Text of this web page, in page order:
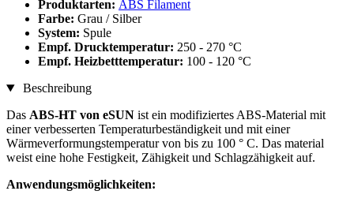
Produktarten: ABS Filament
Farbe: Grau / Silber
System: Spule
Empf. Drucktemperatur: 250 - 270 °C
Empf. Heizbetttemperatur: 100 - 120 °C
Beschreibung
Das ABS-HT von eSUN ist ein modifiziertes ABS-Material mit
einer verbesserten Temperaturbeständigkeit und mit einer
Wärmeverformungstemperatur von bis zu 100 ° C. Das material
weist eine hohe Festigkeit, Zähigkeit und Schlagzähigkeit auf.
Anwendungsmöglichkeiten: